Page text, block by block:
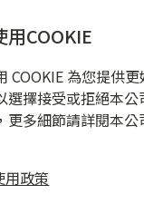
，理性理財最安心
融沒有代辦公司及代辦
提供實體銀行提款卡
評估財務狀況，理性理
，實際費用率，仍以
限公司 Chailease
用COOKIE
COOKIE 為您提供
選擇接受或拒絕本公
更多細節請詳閱本公
用政策